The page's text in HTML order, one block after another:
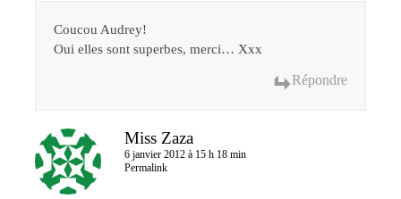
Coucou Audrey!
Oui elles sont superbes, merci… Xxx
Répondre
Miss Zaza
6 janvier 2012 à 15 h 18 min
Permalink